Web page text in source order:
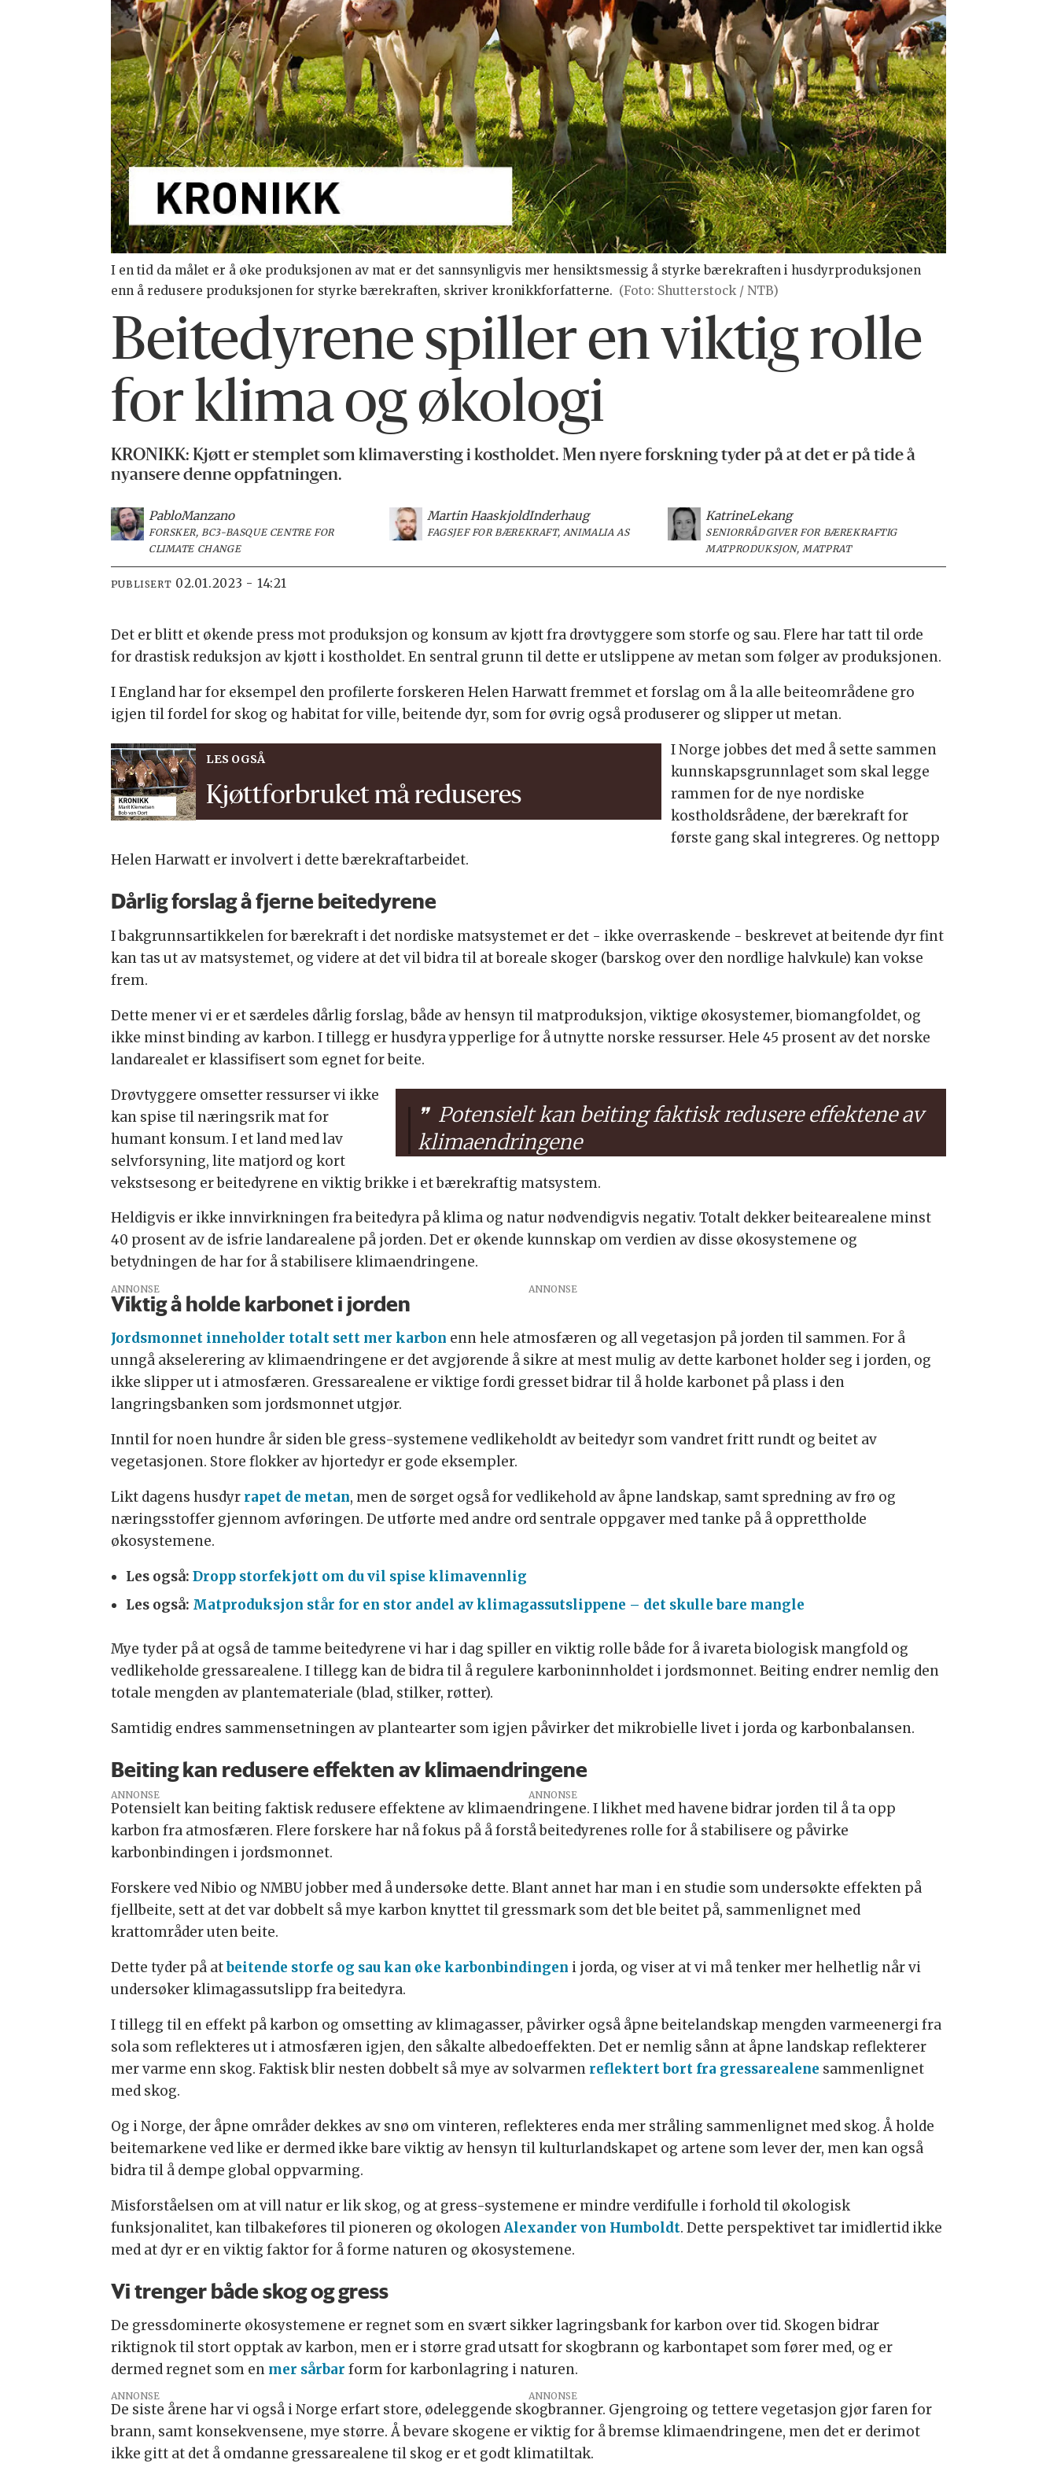
I en tid da målet er å øke produksjonen av mat er det sannsynligvis mer hensiktsmessig å styrke bærekraften i husdyrproduksjonen
enn å redusere produksjonen for styrke bærekraften, skriver kronikkforfatterne. (Foto: Shutterstock / NTB)
Beitedyrene spiller en viktig rolle
for klima og økologi
KRONIKK: Kjøtt er stemplet som klimaversting i kostholdet. Men nyere forskning tyder på at det er på tide å
nyansere denne oppfatningen.
PabloManzano
FORSKER, BC3-BASQUE CENTRE FOR
CLIMATE CHANGE
Martin HaaskjoldInderhaug
FAGSJEF FOR BÆREKRAFT, ANIMALIA AS
KatrineLekang
SENIORRÅDGIVER FOR BÆREKRAFTIG
MATPRODUKSJON, MATPRAT
PUBLISERT 02.01.2023 - 14:21
Det er blitt et økende press mot produksjon og konsum av kjøtt fra drøvtyggere som storfe og sau. Flere har tatt til orde
for drastisk reduksjon av kjøtt i kostholdet. En sentral grunn til dette er utslippene av metan som følger av produksjonen.
I England har for eksempel den profilerte forskeren Helen Harwatt fremmet et forslag om å la alle beiteområdene gro
igjen til fordel for skog og habitat for ville, beitende dyr, som for øvrig også produserer og slipper ut metan.
LES OGSÅ
Kjøttforbruket må reduseres
I Norge jobbes det med å sette sammen
kunnskapsgrunnlaget som skal legge
rammen for de nye nordiske
kostholdsrådene, der bærekraft for
første gang skal integreres. Og nettopp
Helen Harwatt er involvert i dette bærekraftarbeidet.
Dårlig forslag å fjerne beitedyrene
I bakgrunnsartikkelen for bærekraft i det nordiske matsystemet er det - ikke overraskende - beskrevet at beitende dyr fint
kan tas ut av matsystemet, og videre at det vil bidra til at boreale skoger (barskog over den nordlige halvkule) kan vokse
frem.
Dette mener vi er et særdeles dårlig forslag, både av hensyn til matproduksjon, viktige økosystemer, biomangfoldet, og
ikke minst binding av karbon. I tillegg er husdyra ypperlige for å utnytte norske ressurser. Hele 45 prosent av det norske
landarealet er klassifisert som egnet for beite.
Potensielt kan beiting faktisk redusere effektene av
klimaendringene
Drøvtyggere omsetter ressurser vi ikke
kan spise til næringsrik mat for
humant konsum. I et land med lav
selvforsyning, lite matjord og kort
vekstsesong er beitedyrene en viktig brikke i et bærekraftig matsystem.
Heldigvis er ikke innvirkningen fra beitedyra på klima og natur nødvendigvis negativ. Totalt dekker beitearealene minst
40 prosent av de isfrie landarealene på jorden. Det er økende kunnskap om verdien av disse økosystemene og
betydningen de har for å stabilisere klimaendringene.
ANNONSE
Viktig å holde karbonet i jorden
Jordsmonnet inneholder totalt sett mer karbon enn hele atmosfæren og all vegetasjon på jorden til sammen. For å
unngå akselerering av klimaendringene er det avgjørende å sikre at mest mulig av dette karbonet holder seg i jorden, og
ikke slipper ut i atmosfæren. Gressarealene er viktige fordi gresset bidrar til å holde karbonet på plass i den
langringsbanken som jordsmonnet utgjør.
Inntil for noen hundre år siden ble gress-systemene vedlikeholdt av beitedyr som vandret fritt rundt og beitet av
vegetasjonen. Store flokker av hjortedyr er gode eksempler.
Likt dagens husdyr rapet de metan, men de sørget også for vedlikehold av åpne landskap, samt spredning av frø og
næringsstoffer gjennom avføringen. De utførte med andre ord sentrale oppgaver med tanke på å opprettholde
økosystemene.
Les også: Dropp storfekjøtt om du vil spise klimavennlig
Les også: Matproduksjon står for en stor andel av klimagass­utslippene – det skulle bare mangle
Mye tyder på at også de tamme beitedyrene vi har i dag spiller en viktig rolle både for å ivareta biologisk mangfold og
vedlikeholde gressarealene. I tillegg kan de bidra til å regulere karboninnholdet i jordsmonnet. Beiting endrer nemlig den
totale mengden av plantemateriale (blad, stilker, røtter).
Samtidig endres sammensetningen av plantearter som igjen påvirker det mikrobielle livet i jorda og karbonbalansen.
Beiting kan redusere effekten av klimaendringene
ANNONSE
Potensielt kan beiting faktisk redusere effektene av klimaendringene. I likhet med havene bidrar jorden til å ta opp
karbon fra atmosfæren. Flere forskere har nå fokus på å forstå beitedyrenes rolle for å stabilisere og påvirke
karbonbindingen i jordsmonnet.
Forskere ved Nibio og NMBU jobber med å undersøke dette. Blant annet har man i en studie som undersøkte effekten på
fjellbeite, sett at det var dobbelt så mye karbon knyttet til gressmark som det ble beitet på, sammenlignet med
krattområder uten beite.
Dette tyder på atbeitende storfe og sau kan øke karbonbindingen i jorda, og viser at vi må tenker mer helhetlig når vi
undersøker klimagassutslipp fra beitedyra.
I tillegg til en effekt på karbon og omsetting av klimagasser, påvirker også åpne beitelandskap mengden varmeenergi fra
sola som reflekteres ut i atmosfæren igjen, den såkalte albedoeffekten. Det er nemlig sånn at åpne landskap reflekterer
mer varme enn skog. Faktisk blir nesten dobbelt så mye av solvarmen reflektert bort fra gressarealene sammenlignet
med skog.
Og i Norge, der åpne områder dekkes av snø om vinteren, reflekteres enda mer stråling sammenlignet med skog. Å holde
beitemarkene ved like er dermed ikke bare viktig av hensyn til kulturlandskapet og artene som lever der, men kan også
bidra til å dempe global oppvarming.
Misforståelsen om at vill natur er lik skog, og at gress-systemene er mindre verdifulle i forhold til økologisk
funksjonalitet, kan tilbakeføres til pioneren og økologenAlexander von Humboldt. Dette perspektivet tar imidlertid ikke
med at dyr er en viktig faktor for å forme naturen og økosystemene.
Vi trenger både skog og gress
De gressdominerte økosystemene er regnet som en svært sikker lagringsbank for karbon over tid. Skogen bidrar
riktignok til stort opptak av karbon, men er i større grad utsatt for skogbrann og karbontapet som fører med, og er
dermed regnet som en mer sårbar form for karbonlagring i naturen.
ANNONSE
De siste årene har vi også i Norge erfart store, ødeleggende skogbranner. Gjengroing og tettere vegetasjon gjør faren for
brann, samt konsekvensene, mye større. Å bevare skogene er viktig for å bremse klimaendringene, men det er derimot
ikke gitt at det å omdanne gressarealene til skog er et godt klimatiltak.